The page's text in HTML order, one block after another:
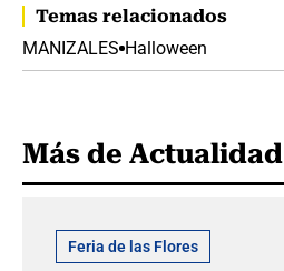
Temas relacionados
MANIZALES Halloween
Más de Actualidad
Feria de las Flores